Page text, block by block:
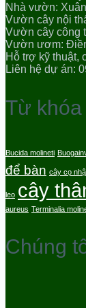
Nhà vườn:
Vườn cây nội
Vườn cây công
Vườn ươm:
Hỗ trợ kỹ thuật,
Liên hệ dự án:
Từ khóa
Bucida molineti
để bàn cây cọ
leo cây
aureus Terminalia
Chúng